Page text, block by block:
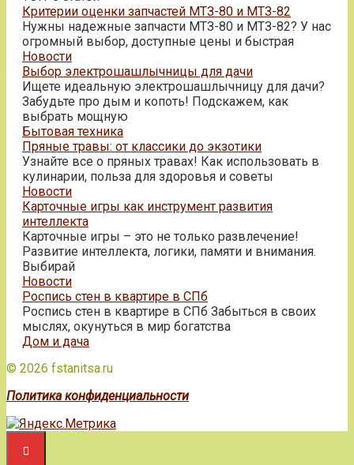
Критерии оценки запчастей МТЗ-80 и МТЗ-82
Нужны надежные запчасти МТЗ-80 и МТЗ-82? У нас
огромный выбор, доступные цены и быстрая
Новости
Выбор электрошашлычницы для дачи
Ищете идеальную электрошашлычницу для дачи?
Забудьте про дым и копоть! Подскажем, как
выбрать мощную
Бытовая техника
Пряные травы: от классики до экзотики
Узнайте все о пряных травах! Как использовать в
кулинарии, польза для здоровья и советы
Новости
Карточные игры как инструмент развития
интеллекта
Карточные игры – это не только развлечение!
Развитие интеллекта, логики, памяти и внимания.
Выбирай
Новости
Роспись стен в квартире в СПб
Роспись стен в квартире в СПб Забыться в своих
мыслях, окунуться в мир богатства
Дом и дача
© 2026 fstanitsa.ru
Политика конфиденциальности